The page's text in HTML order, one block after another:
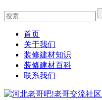
首页
关于我们
装修建材知识
装修建材百科
联系我们